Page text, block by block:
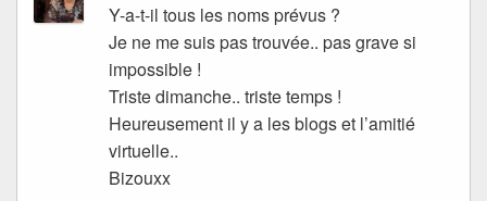
Y-a-t-il tous les noms prévus ?
Je ne me suis pas trouvée.. pas grave si
impossible !
Triste dimanche.. triste temps !
Heureusement il y a les blogs et l’amitié
virtuelle..
Bizouxx